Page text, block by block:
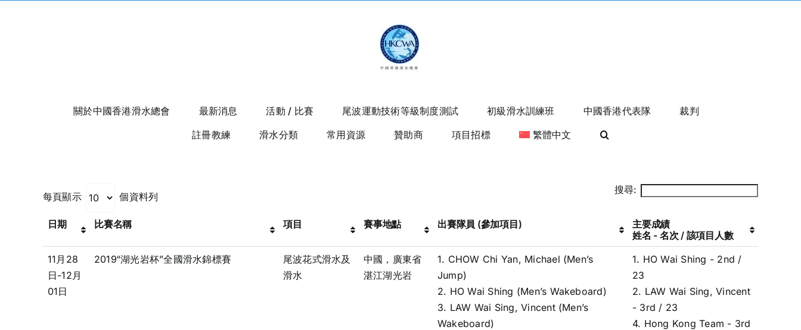
關於中國香港滑水總會 最新消息 活動 / 比賽 尾波運動技術等級制度測試 初級滑水訓練班 中國香港代表隊
裁判
註冊教練
滑水分類 常用資源 贊助商 項目招標 繁體中文
每頁顯示 個資料列
搜尋:
日期 比賽名稱 項目 賽事地點 出賽隊員 (參加項目)
主要成績
姓名 - 名次 / 該項目人數
11月28
日-12月
01日
2019“湖光岩杯”全國滑水錦標賽
尾波花式滑水及
滑水
中國，廣東省
湛江湖光岩
1. CHOW Chi Yan, Michael (Men’s
Jump)
2. HO Wai Shing (Men’s Wakeboard)
3. LAW Wai Sing, Vincent (Men’s
Wakeboard)
1. HO Wai Shing - 2nd /
23
2. LAW Wai Sing, Vincent
- 3rd / 23
4. Hong Kong Team - 3rd